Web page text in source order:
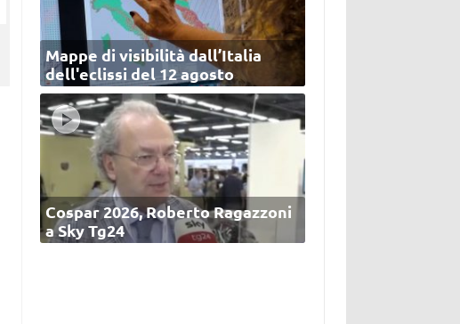
Mappe di visibilità dall’Italia
dell'eclissi del 12 agosto
Cospar 2026, Roberto Ragazzoni
a Sky Tg24